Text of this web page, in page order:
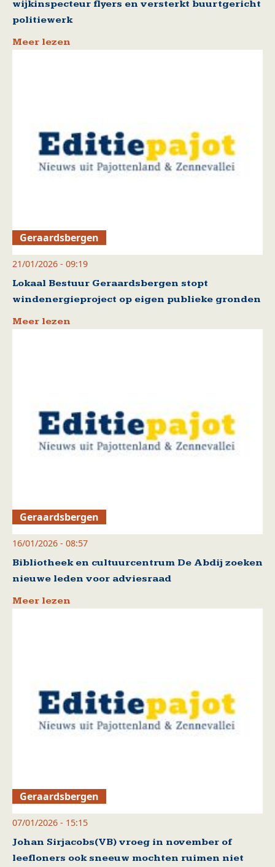
wijkinspecteur flyers en versterkt buurtgericht
politiewerk
Meer lezen
Geraardsbergen
21/01/2026 - 09:19
Lokaal Bestuur Geraardsbergen stopt
windenergieproject op eigen publieke gronden
Meer lezen
Geraardsbergen
16/01/2026 - 08:57
Bibliotheek en cultuurcentrum De Abdij zoeken
nieuwe leden voor adviesraad
Meer lezen
Geraardsbergen
07/01/2026 - 15:15
Johan Sirjacobs(VB) vroeg in november of
leefloners ook sneeuw mochten ruimen niet